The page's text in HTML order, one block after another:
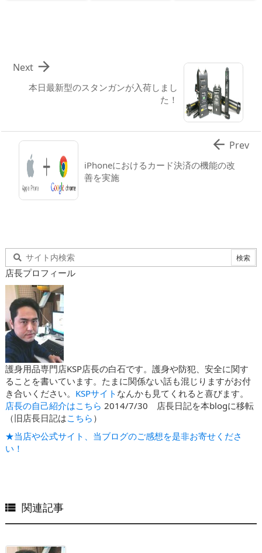
本日最新型のスタンガンが入荷しまし
た！

Next
iPhoneにおけるカード決済の機能の改
善を実施
 Prev
店長プロフィール
護身用品専門店KSP店長の白石です。護身や防犯、安全に関す
ることを書いています。たまに関係ない話も混じりますがお付
き合いください。 KSPサイト なんかも見てくれると喜びます。
店長の自己紹介はこちら 2014/7/30 店長日記を本blogに移転
（旧店長日記はこちら ）
★当店や公式サイト、当ブログのご感想を是非お寄せくださ
い！
 関連記事